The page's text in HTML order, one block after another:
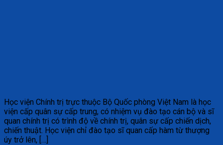
Học viện Chính trị trực thuộc Bộ Quốc phòng Việt Nam là học
viện cấp quân sự cấp trung, có nhiệm vụ đào tạo cán bộ và sĩ
quan chính trị có trình độ về chính trị, quân sự cấp chiến dịch,
chiến thuật. Học viện chỉ đào tạo sĩ quan cấp hàm từ thượng
úy trở lên, […]